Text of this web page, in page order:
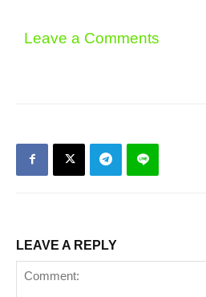
Leave a Comments
LEAVE A REPLY